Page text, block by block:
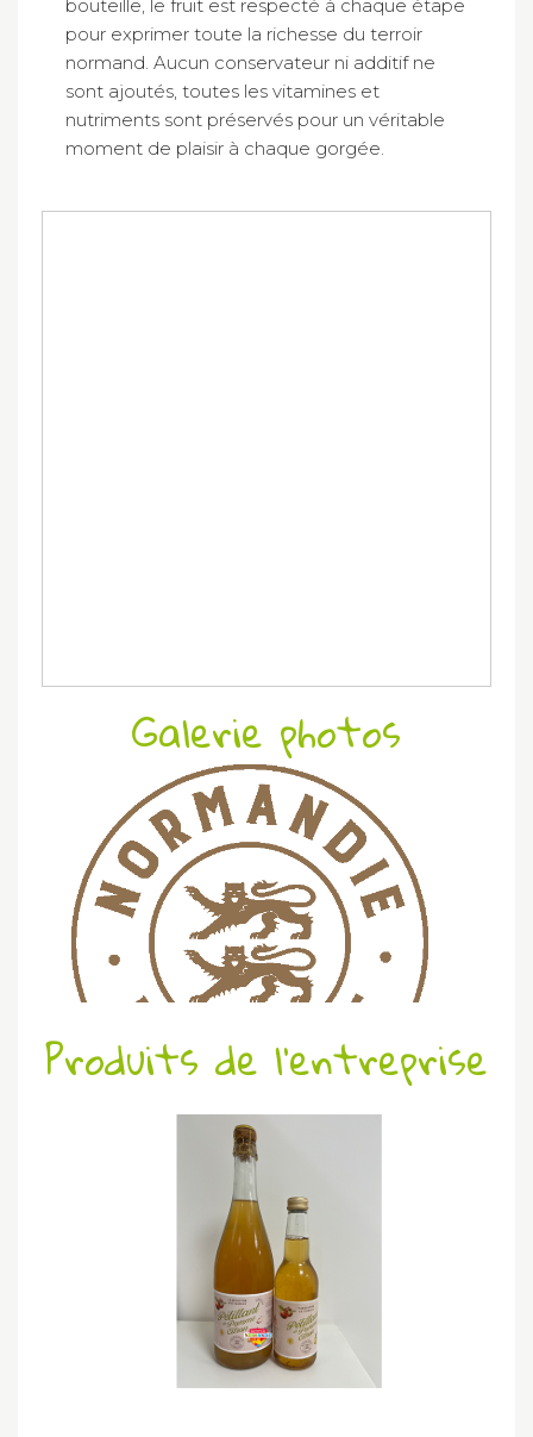
bouteille, le fruit est respecté à chaque étape
pour exprimer toute la richesse du terroir
normand. Aucun conservateur ni additif ne
sont ajoutés, toutes les vitamines et
nutriments sont préservés pour un véritable
moment de plaisir à chaque gorgée.
Galerie photos
Produits de l'entreprise